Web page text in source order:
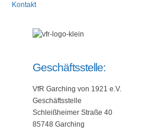
Kontakt
Geschäftsstelle:
VfR Garching von 1921 e.V.
Geschäftsstelle
Schleißheimer Straße 40
85748 Garching